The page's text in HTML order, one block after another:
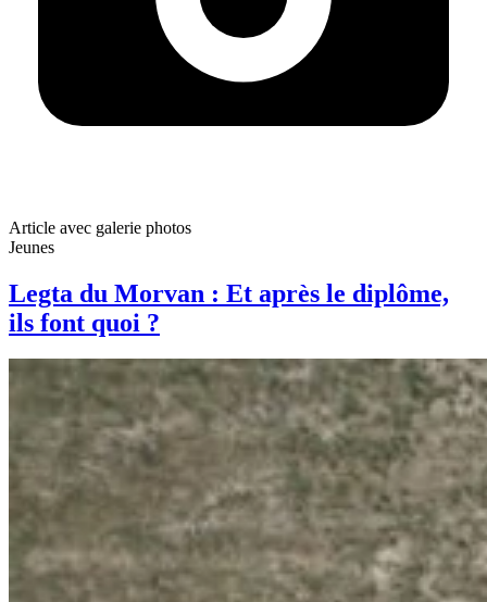
Article avec galerie photos
Jeunes
Legta du Morvan : Et après le diplôme,
ils font quoi ?